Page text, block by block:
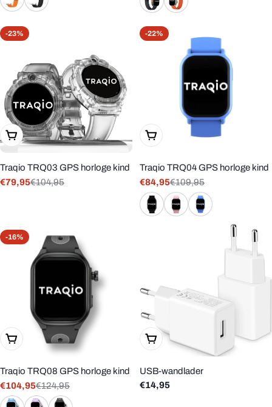
-23%
In Winkelwagen
Traqio TRQ03 GPS horloge kind
Verkoopprijs
€79,95
Reguliere€104,95
-22%
Kies Opties
Traqio TRQ04 GPS horloge kind
Verkoopprijs
€84,95
Reguliere
prijs
€109,95
-16%
Kies Opties
Traqio TRQ08 GPS horloge kind
Verkoopprijs
€104,95
Reguliere
prijs
€124,95
In Winkelwagen
USB-wandlader
Reguliere
€14,95